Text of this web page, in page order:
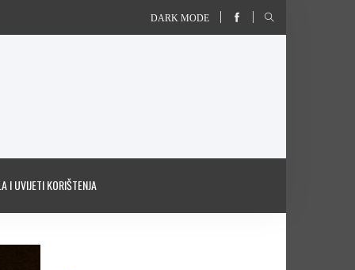
DARK MODE
I UVIJETI KORIŠTENJA